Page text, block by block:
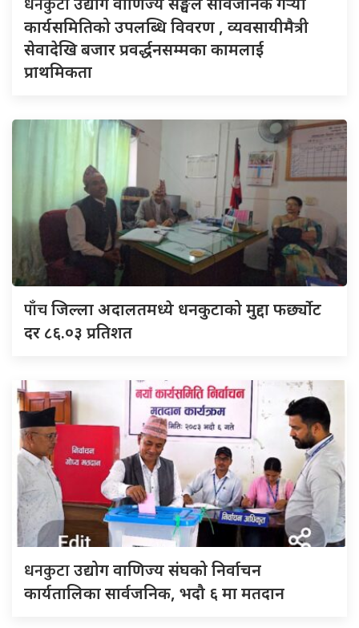
कार्यसमितिको उपलब्धि विवरण , व्यवसायीमैत्री
सेवादेखि बजार प्रवर्द्धनसम्मका कामलाई
प्राथमिकता
पाँचजिल्ला अदालतमध्ये धनकुटाको मुद्दा फर्छ्योट
दर ८६.०३ प्रतिशत
धनकुटाउद्योग वाणिज्य संघको निर्वाचन
कार्यतालिका सार्वजनिक, भदौ ६ मा मतदान